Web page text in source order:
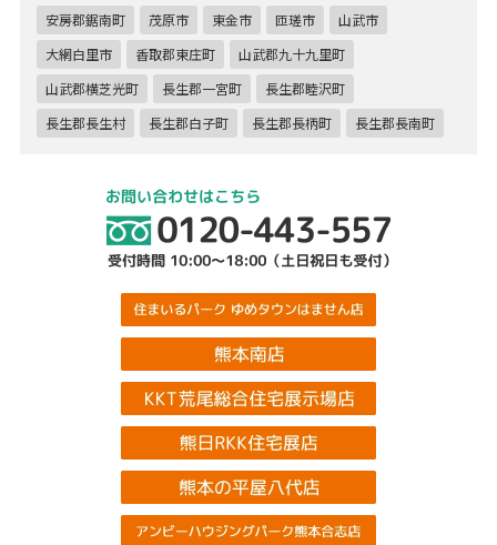
安房郡鋸南町
茂原市 東金市 匝瑳市
山武市
大網白里市
香取郡東庄町
山武郡九十九里町
山武郡横芝光町
長生郡一宮町
長生郡睦沢町
長生郡長生村
長生郡白子町 長生郡長柄町 長生郡長南町